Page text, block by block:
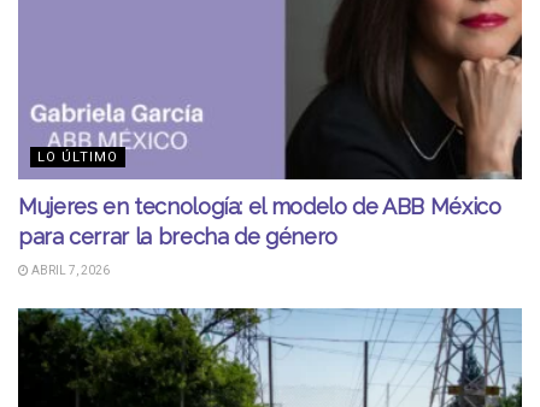
LO ÚLTIMO
Mujeres en tecnología: el modelo de ABB México
para cerrar la brecha de género
ABRIL 7, 2026